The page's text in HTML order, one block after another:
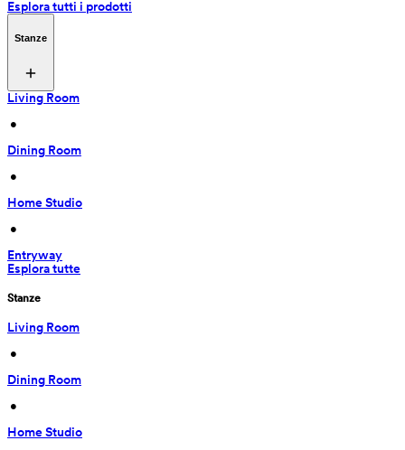
Esplora tutti i prodotti
Stanze
Living Room
•
Dining Room
•
Home Studio
•
Entryway
Esplora tutte
Stanze
Living Room
•
Dining Room
•
Home Studio